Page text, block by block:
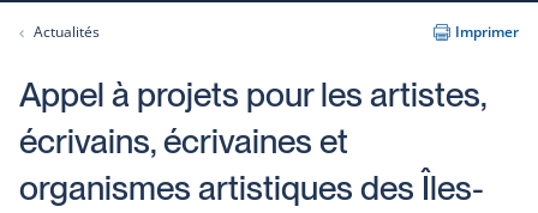
Actualités Imprimer
Appel à projets pour les artistes,
écrivains, écrivaines et
organismes artistiques des Îles-